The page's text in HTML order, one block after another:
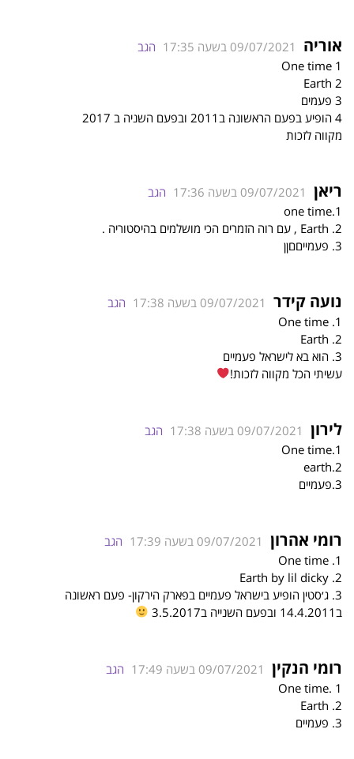
אוריה 09/07/2021 בשעה 17:35
הגב
One time 1
Earth 2
3 פעמים
4 הופיע בפעם הראשונה ב2011 ובפעם השניה ב 2017
מקווה לזכות
ריאן 09/07/2021 בשעה 17:36
הגב
1.one time
2. Earth , עם רוה הזמרים הכי מושלמים בהיסטוריה .
3. פעמייםםןן
נועה קידר 09/07/2021 בשעה 17:38
הגב
1. One time
2. Earth
3. הוא בא לישראל פעמיים
עשיתי הכל מקווה לזכות!
לירון 09/07/2021 בשעה 17:38
הגב
1.One time
2.earth
3.פעמיים
רומי אהרון 09/07/2021 בשעה 17:39
הגב
1. One time
2. Earth by lil dicky
3. ג׳סטין הופיע בישראל פעמיים בפארק הירקון- פעם ראשונה
ב14.4.2011 ובפעם השנייה ב3.5.2017
רומי הנקין 09/07/2021 בשעה 17:49
הגב
One time. 1
2. Earth
3. פעמיים